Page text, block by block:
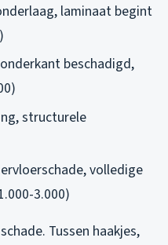
laminaat begint
beschadigd,
structurele
volledige
3.000)
Tussen haakjes,